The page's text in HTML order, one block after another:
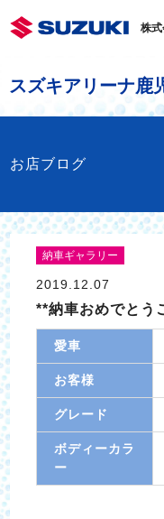
株
スズキアリーナ鹿
お店ブログ
納車ギャラリー
2019.12.07
**納車おめでとう
愛車
お客様
グレード
ボディーカラ
ー